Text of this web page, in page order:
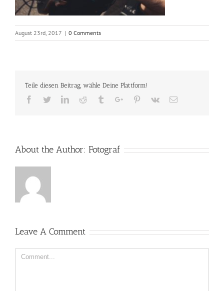
August 23rd, 2017 | 0 Comments
Teile diesen Beitrag, wähle Deine Plattform!
Facebook
TwitterLinkedinReddit TumblrGoogle+Pinterest
Vk Email
About the Author: Fotograf
Leave A Comment
Comment